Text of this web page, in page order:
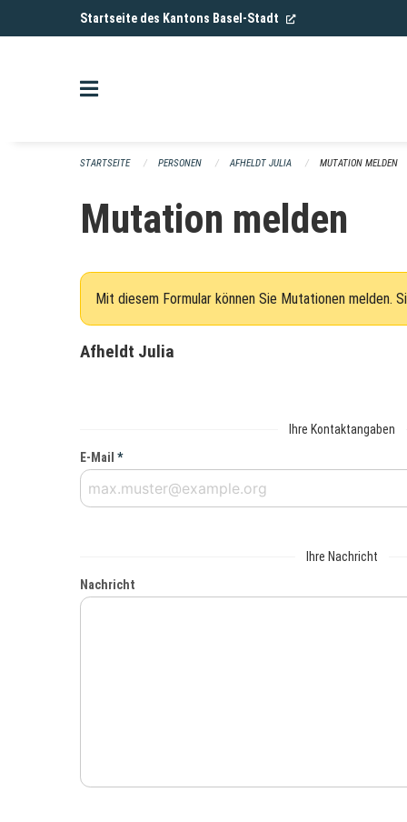
Navigation überspringenStartseite des Kantons Basel-Stadt (External Link)
STARTSEITE PERSONEN AFHELDT JULIA MUTATION MELDEN
Mutation melden
Mit diesem Formular können Sie Mutationen melden.
Afheldt Julia
Ihre Kontaktangaben
E-Mail *
Ihre Nachricht
Nachricht